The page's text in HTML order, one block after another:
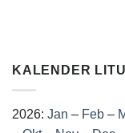
KALENDER
2026: Jan – Feb –